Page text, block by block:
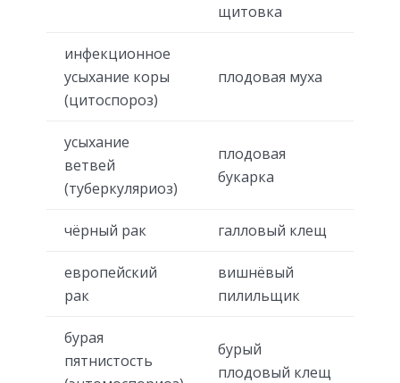
щитовка
инфекционное
усыхание коры
(цитоспороз)
плодовая муха
усыхание
ветвей
(туберкуляриоз)
плодовая
букарка
чёрный рак галловый клещ
европейский
рак
вишнёвый
пилильщик
бурая
пятнистость
бурый
плодовый клещ